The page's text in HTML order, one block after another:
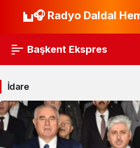
🎧 Radyo Daldal
Başkent Ekspres
İdare